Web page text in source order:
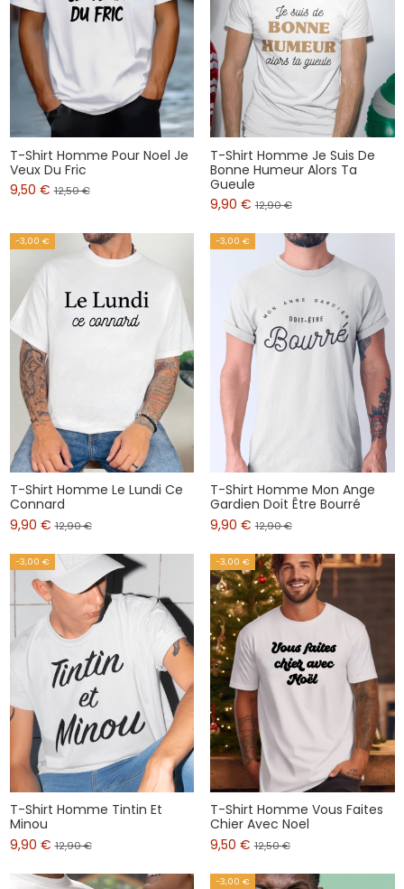
T-Shirt Homme Pour Noel Je
Veux Du Fric
9,50 €12,50 €
T-Shirt Homme Je Suis De
Bonne Humeur Alors Ta
Gueule
9,90 €12,90 €
-3,00 €
T-Shirt Homme Le Lundi Ce
Connard
9,90 €12,90 €
-3,00 €
T-Shirt Homme Mon Ange
Gardien Doit Être Bourré
9,90 €12,90 €
-3,00 €
T-Shirt Homme Tintin Et
Minou
9,90 €12,90 €
-3,00 €
T-Shirt Homme Vous Faites
Chier Avec Noel
9,50 €12,50 €
-3,00 €